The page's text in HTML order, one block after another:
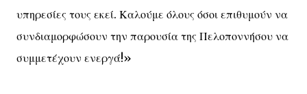
υπηρεσίες τους εκεί. Καλούμε όλους όσοι επιθυμούν να
συνδιαμορφώσουν την παρουσία της Πελοποννήσου να
συμμετέχουν ενεργά!»